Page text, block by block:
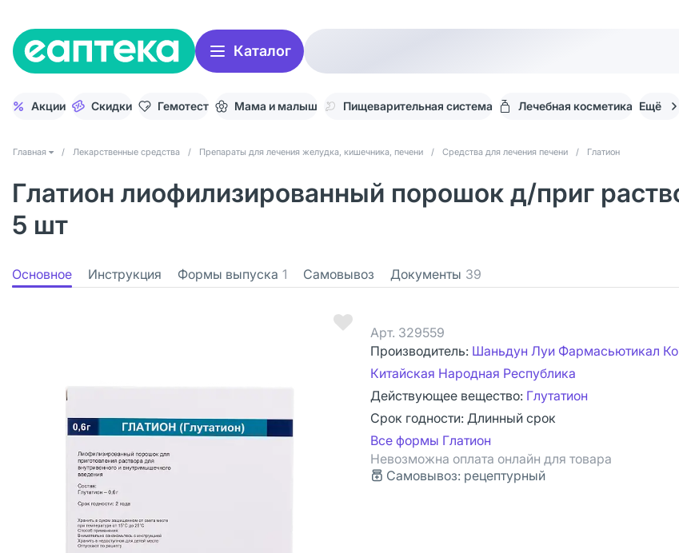
Каталог
Акции Скидки Гемотест Мама и малыш Пищеварительная система Лечебная косметика Ещё
Главная / Лекарственные средства / Препараты для лечения желудка, кишечника, печени / Средства для лечения печени / Глатион
Глатион лиофилизированный порошок д/приг
5 шт
Основное Инструкция Формы выпуска 1 Самовывоз Документы 39
Арт. 329559
Производитель: Шаньдун Луи Фармасьютикал
Китайская Народная Республика
Действующее вещество: Глутатион
Срок годности: Длинный срок
Все формы Глатион
Невозможна оплата онлайн для товара
Самовывоз: рецептурный